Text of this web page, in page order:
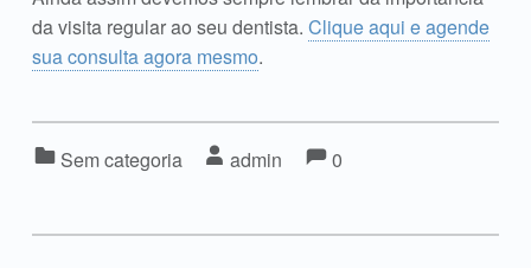
da visita regular ao seu dentista. Clique aqui e agende
sua consulta agora mesmo.
Sem categoria admin
Comments:
0